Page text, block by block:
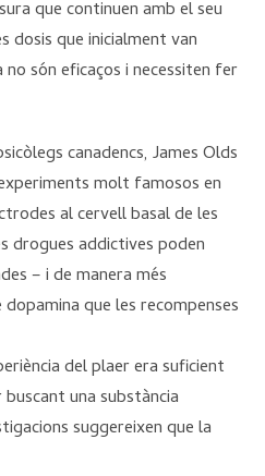
que continuen amb el seu
dosis que inicialment van
són eficaços i necessiten fer
canadencs, James Olds
molt famosos en
al cervell basal de les
drogues addictives poden
– i de manera més
que les recompenses
del plaer era suficient
una substància
suggereixen que la